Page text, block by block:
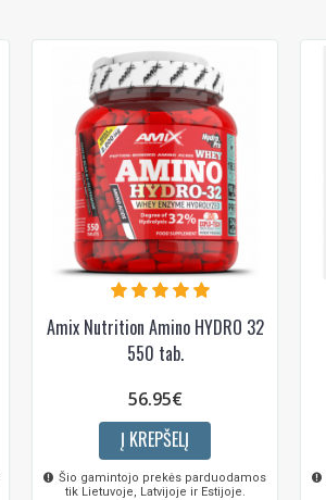
Amix Nutrition Amino HYDRO 32
550 tab.
56.95€
Į KREPŠELĮ
Šio gamintojo prekės parduodamos
tik Lietuvoje, Latvijoje ir Estijoje.